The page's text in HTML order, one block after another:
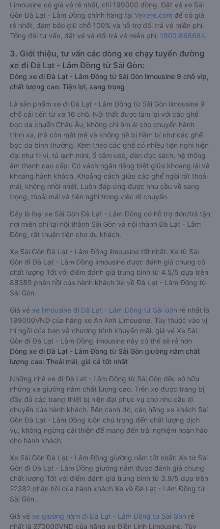
Limousine có giá vé rẻ nhất, chỉ 199000 đồng. Đặt vé xe Sài
Gòn Đà Lạt - Lâm Đồng chính hãng tại Vexere.com để có giá
rẻ nhất, đảm bảo giữ chỗ 100% và hỗ trợ đổi trả vé miễn phí.
Tổng đài tư vấn, đặt vé và đổi trả vé miễn phí: 1900 888684.
3. Giới thiệu, tư vấn các dòng xe chạy tuyến đường
xe đi Đà Lạt - Lâm Đồng từ Sài Gòn:
Dòng xe đi Đà Lạt - Lâm Đồng từ Sài Gòn limousine 9 chỗ vip,
chất lượng cao: Tiện lợi, sang trọng
Là sản phẩm xe đi Đà Lạt - Lâm Đồng từ Sài Gòn limousine 9
chỗ cải tiến từ xe 16 chỗ. Nội thất được làm lại với các ghế
bọc da chuẩn Châu Âu, không chỉ êm ái cho chuyến hành
trình xa, mà còn mát mẻ và không hề bị hầm bí như các ghế
bọc da bình thường. Kèm theo các ghế có nhiều tiện nghi hiện
đại như ti-vi, tủ lạnh mini, ổ cắm usb, đèn đọc sách, hệ thống
âm thanh cao cấp. Có vách ngăn riêng biệt giữa khoang lái và
khoang hành khách. Khoảng cách giữa các ghế ngồi rất thoải
mái, không nhồi nhét. Luôn đáp ứng được nhu cầu về sang
trọng, thoải mái và tiện nghi trong việc di chuyển.
Đây là loại xe Sài Gòn Đà Lạt - Lâm Đồng có hỗ trợ đón/trả tận
nơi miễn phí tại nội thành Sài Gòn và nội thành Đà Lạt - Lâm
Đồng, rất thuận tiện cho du khách.
Xe Sài Gòn Đà Lạt - Lâm Đồng limousine tốt nhất: Xe từ Sài
Gòn đi Đà Lạt - Lâm Đồng limousine được đánh giá chung có
chất lượng Tốt với điểm đánh giá trung bình từ 4.5/5 dựa trên
88389 phản hồi của hành khách Xe về Đà Lạt - Lâm Đồng từ
Sài Gòn.
Giá vé xe limousine đi Đà Lạt - Lâm Đồng từ Sài Gòn rẻ nhất là
199000VND của hãng xe An Anh Limousine. Tùy thuộc vào vị
trí ngồi của bạn và chương trình khuyến mãi, giá vé Xe Sài
Gòn đi Đà Lạt - Lâm Đồng limousine này có thể sẽ rẻ hơn
Dòng xe đi Đà Lạt - Lâm Đồng từ Sài Gòn giường nằm chất
lượng cao: Thoải mái, giá cả tốt nhất
Những nhà xe đi Đà Lạt - Lâm Đồng từ Sài Gòn đều sở hữu
những xe giường nằm chất lượng cao. Trên xe được trang bị
đầy đủ các trang thiết bị hiện đại phục vụ cho nhu cầu di
chuyển của hành khách. Bên cạnh đó, các hãng xe khách Sài
Gòn Đà Lạt - Lâm Đồng luôn chú trọng đến chất lượng dịch
vụ, không ngừng cải thiện để mang đến trải nghiệm hoàn hảo
cho hành khách.
Xe Sài Gòn Đà Lạt - Lâm Đồng giường nằm tốt nhất: Xe từ Sài
Gòn đi Đà Lạt - Lâm Đồng giường nằm được đánh giá chung
chất lượng Tốt với điểm đánh giá trung bình từ 3.9/5 dựa trên
22382 phản hồi của hành khách Xe về Đà Lạt - Lâm Đồng từ
Sài Gòn.
Giá vé xe giường nằm đi Đà Lạt - Lâm Đồng từ Sài Gòn rẻ
nhất là 270000VND của hãng xe Điền Linh Limousine. Tùy